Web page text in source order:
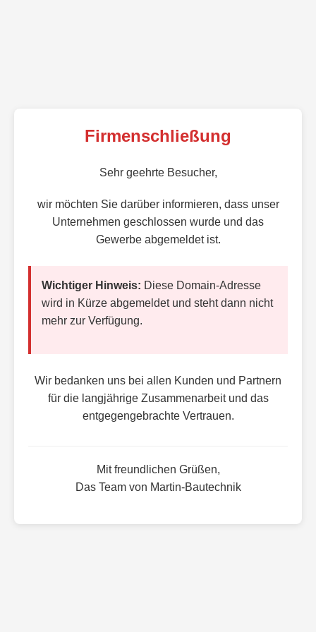
Firmenschließung
Sehr geehrte Besucher,
wir möchten Sie darüber informieren, dass unser
Unternehmen geschlossen wurde und das
Gewerbe abgemeldet ist.
Wichtiger Hinweis: Diese Domain-Adresse
wird in Kürze abgemeldet und steht dann nicht
mehr zur Verfügung.
Wir bedanken uns bei allen Kunden und Partnern
für die langjährige Zusammenarbeit und das
entgegengebrachte Vertrauen.
Mit freundlichen Grüßen,
Das Team von Martin-Bautechnik